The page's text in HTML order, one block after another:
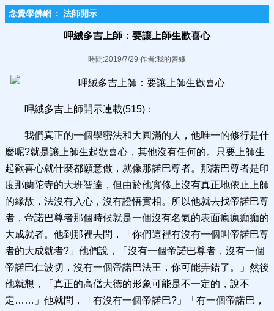
念覺學佛網 : 法師開示
呷絨多吉上師：要讓上師生歡喜心
時間:2019/7/29 作者:我的善緣
呷絨多吉上師開示連載(515)：
我們真正的一個學密法和大圓滿的人，他唯一的修行是什
麼呢?就是讓上師生起歡喜心，其他沒有任何的。只要上師生
起歡喜心就什麼都願意做，就像那諾巴尊者。那諾巴尊者是印
度那蘭陀寺的大班智達，但由於他實修上沒有真正地依止上師
的緣故，法沒有入心，沒有證悟實相。所以他就去找帝諾巴尊
者，帝諾巴尊者那個時候就是一個沒有名氣的表面瘋瘋癲癲的
大成就者。他到那裡去問，「你們這裡有沒有一個叫帝諾巴尊
者的大成就者?」他們說，「沒有一個帝諾巴尊者，沒有一個
帝諾巴仁波切，沒有一個帝諾巴法王，你可能弄錯了。」然後
他就想，「真正的高僧大德的形象可能是不一定的，說不
定……」他就問，「有沒有一個帝諾巴?」「有一個帝諾巴，